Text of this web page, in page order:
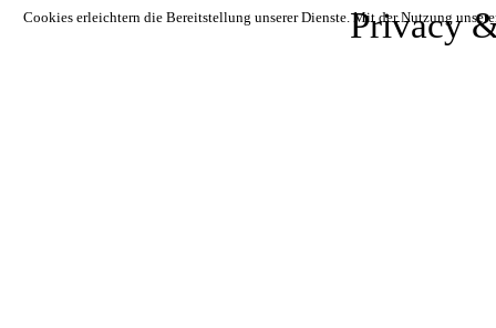
Cookies erleichtern die Bereitstellung unserer Dienste. Mit der Nutzung
Privacy